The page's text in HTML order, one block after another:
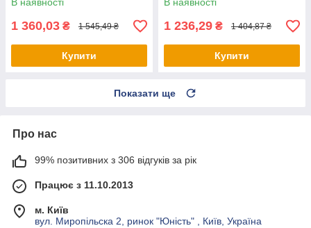
В наявності
1 360,03 ₴ 1 545,49 ₴
Купити
В наявності
1 236,29 ₴ 1 404,87 ₴
Купити
Показати ще
Про нас
99% позитивних з 306 відгуків за рік
Працює з 11.10.2013
м. Київ
вул. Миропільска 2, ринок "Юність" , Київ, Україна